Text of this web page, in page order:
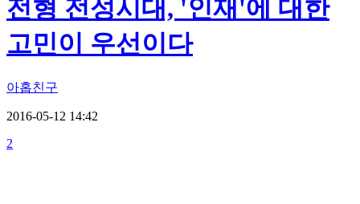
전형 전성시대, '인재'에 대한
고민이 우선이다
아홉친구
2016-05-12 14:42
2